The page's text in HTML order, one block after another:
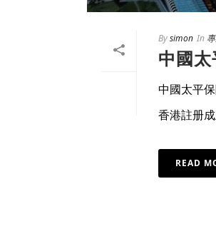
Bysimon In
中國
中國太平
香港註册
READ